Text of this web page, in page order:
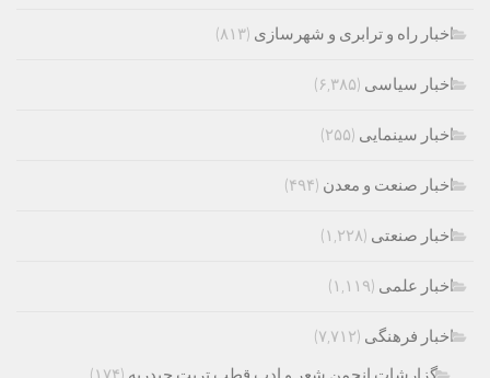
اخبار راه و ترابری و شهرسازی (۸۱۳)
اخبار سیاسی (۶,۳۸۵)
اخبار سینمایی (۲۵۵)
اخبار صنعت و معدن (۴۹۴)
اخبار صنعتی (۱,۲۲۸)
اخبار علمی (۱,۱۱۹)
اخبار فرهنگی (۷,۷۱۲)